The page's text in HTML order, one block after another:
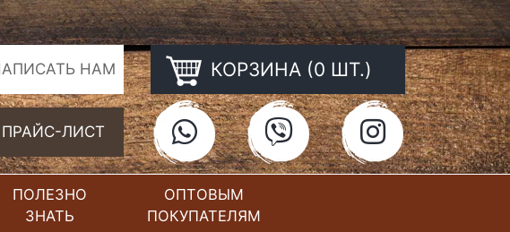
НАМ
ПРАЙС-ЛИСТ
КОРЗИНА (0 ШТ.)
ПОЛЕЗНО
ЗНАТЬ
ОПТОВЫМ
ПОКУПАТЕЛЯМ